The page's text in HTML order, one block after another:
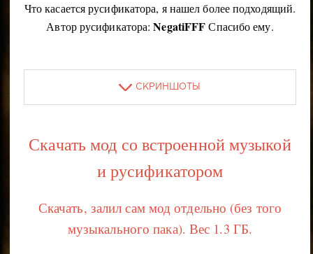
Что касается русификатора, я нашел более подходящий.
Автор русификатора:NegatiFFFСпасибо ему.
СКРИНШОТЫ
Скачать мод со встроенной музыкой
и русификатором
Скачать, залил сам мод отдельно (без того
музыкального пака). Вес 1.3 ГБ.